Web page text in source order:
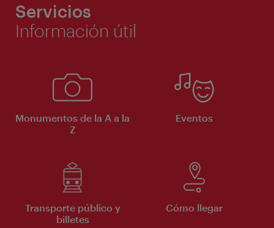
Servicios
Información útil
Monumentos de la A a la
Z
Eventos
Transporte público y
billetes
Cómo llegar